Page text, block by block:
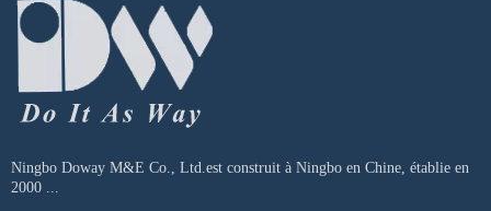
Ningbo Doway M&E Co., Ltd.est construit à Ningbo en Chine, établie en
2000 ...